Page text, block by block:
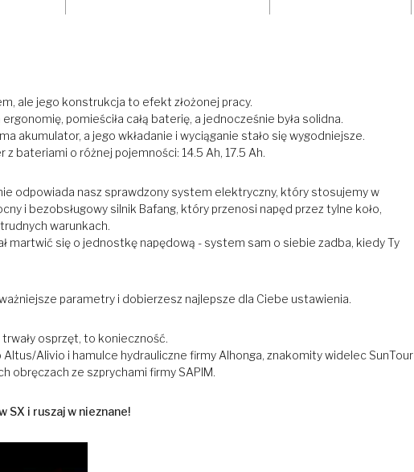
ale jego konstrukcja to efekt złożonej pracy.
pomieściła całą baterię, a jednocześnie była solidna.
akumulator, a jego wkładanie i wyciąganie stało się wygodniejsze.
bateriami o różnej pojemności: 14.5 Ah, 17.5 Ah.
odpowiada nasz sprawdzony system elektryczny, który stosujemy w
i bezobsługowy silnik Bafang, który przenosi napęd przez tylne koło,
warunkach.
martwić się o jednostkę napędową - system sam o siebie zadba, kiedy Ty
parametry i dobierzesz najlepsze dla Ciebe ustawienia.
osprzęt, to konieczność.
Alivio i hamulce hydrauliczne firmy Alhonga, znakomity widelec SunTour
obręczach ze szprychami firmy SAPIM.
i ruszaj w nieznane!